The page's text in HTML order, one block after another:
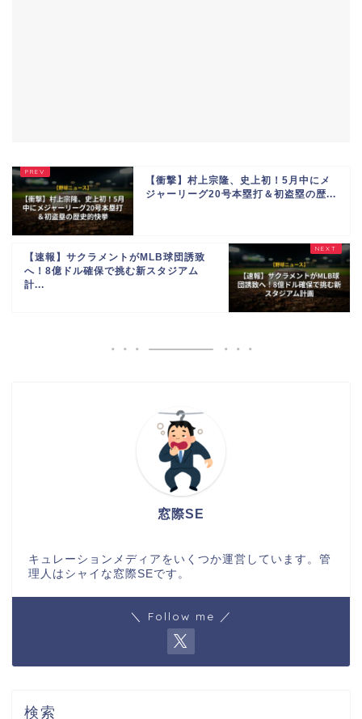
【衝撃】村上宗隆、史上初！5月中にメ
ジャーリーグ20号本塁打＆初盗塁の歴...
【速報】サクラメントがMLB球団誘致
へ！8億ドル確保で挑む新スタジアム
計...
窓際SE
キュレーションメディアをいくつか運営しています。管
理人はシャイな窓際SEです。
＼ Follow me ／
検索